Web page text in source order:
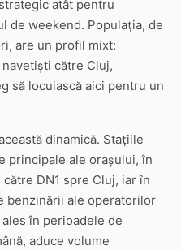
atât pentru
de weekend. Populația, de
are un profil mixt:
către Cluj,
să locuiască aici pentru un
dinamică. Stațiile
principale ale orașului, în
DN1 spre Cluj, iar în
benzinării ale operatorilor
în perioadele de
aduce volume